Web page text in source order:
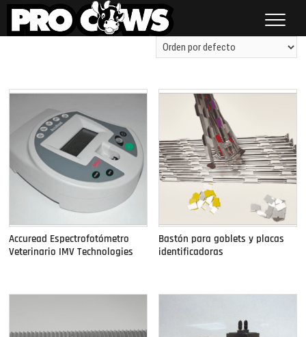
Saltar
contenido
Accuread Espectrofotómetro
Veterinario IMV Technologies
Bastón para goblets y placas
identificadoras